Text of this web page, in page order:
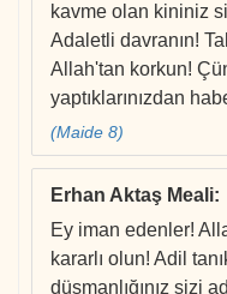
kavme olan kininiz
Adaletli davranın!
Allah'tan korkun!
yaptıklarınızdan
(Maide 8)
Erhan Aktaş Meali:
Ey iman edenler!
kararlı olun! Adil
düşmanlığınız sizi